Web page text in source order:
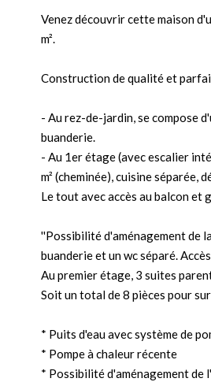
Venez découvrir cette maison
m².
Construction de qualité et
- Au rez-de-jardin, se compose
buanderie.
- Au 1er étage (avec escalier
m² (cheminée), cuisine séparée,
Le tout avec accès au balcon et
''Possibilité d'aménagement de
buanderie et un wc séparé.
Au premier étage, 3 suites
Soit un total de 8 pièces pour
* Puits d'eau avec système de
* Pompe à chaleur récente
* Possibilité d'aménagement de